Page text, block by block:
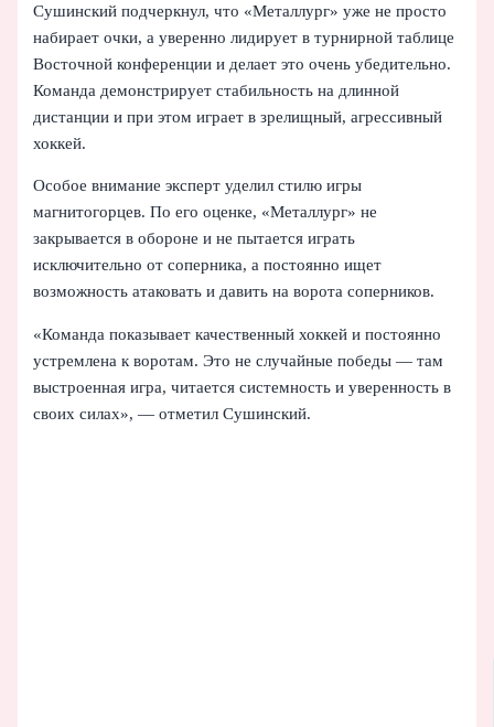
Сушинский подчеркнул, что «Металлург» уже не просто
набирает очки, а уверенно лидирует в турнирной таблице
Восточной конференции и делает это очень убедительно.
Команда демонстрирует стабильность на длинной
дистанции и при этом играет в зрелищный, агрессивный
хоккей.
Особое внимание эксперт уделил стилю игры
магнитогорцев. По его оценке, «Металлург» не
закрывается в обороне и не пытается играть
исключительно от соперника, а постоянно ищет
возможность атаковать и давить на ворота соперников.
«Команда показывает качественный хоккей и постоянно
устремлена к воротам. Это не случайные победы — там
выстроенная игра, читается системность и уверенность в
своих силах», — отметил Сушинский.